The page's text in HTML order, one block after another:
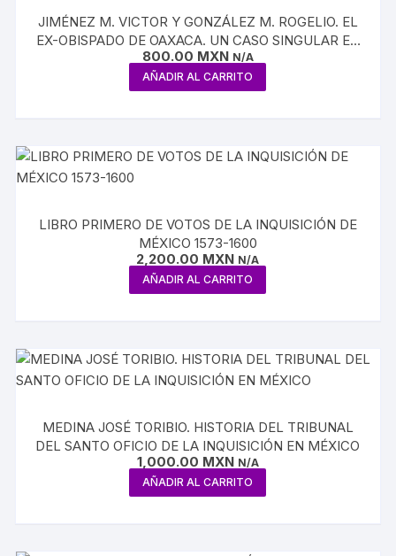
JIMÉNEZ M. VICTOR Y GONZÁLEZ M. ROGELIO. EL
EX-OBISPADO DE OAXACA. UN CASO SINGULAR EN
LA ARQUITECTURA COLONIAL MEXICANA, CON
ALGUNAS NOTAS SOBRE INQUISICIÓN Y
EVANGELIZACIÓN
800.00 MXN N/A
AÑADIR AL CARRITO
LIBRO PRIMERO DE VOTOS DE LA INQUISICIÓN DE
MÉXICO 1573-1600
2,200.00 MXN N/A
AÑADIR AL CARRITO
MEDINA JOSÉ TORIBIO. HISTORIA DEL TRIBUNAL
DEL SANTO OFICIO DE LA INQUISICIÓN EN MÉXICO
1,000.00 MXN N/A
AÑADIR AL CARRITO